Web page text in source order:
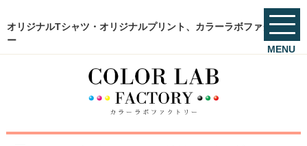
オリジナルTシャツ・オリジナルプリント、カラーラボファクトリ
ー
MENU